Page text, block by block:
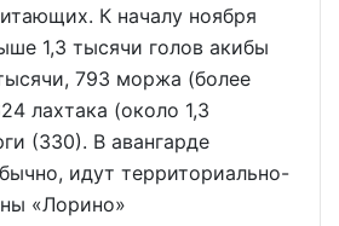
К началу ноября
1,3 тысячи голов акибы
793 моржа (более
лахтака (около 1,3
(330). В авангарде
идут территориально-
«Лорино»